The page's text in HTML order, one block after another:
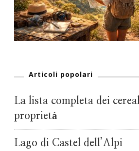
Articoli popolari
La lista completa dei
proprietà
Lago di Castel dell’Alpi